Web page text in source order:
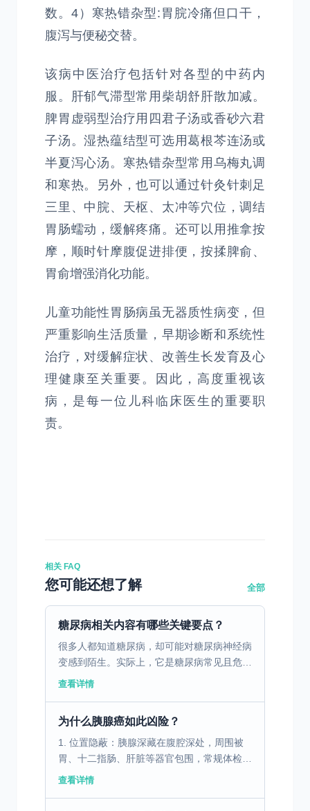
数。4）寒热错杂型:胃脘冷痛但口干，
腹泻与便秘交替。
该病中医治疗包括针对各型的中药内
服。肝郁气滞型常用柴胡舒肝散加减。
脾胃虚弱型治疗用四君子汤或香砂六君
子汤。湿热蕴结型可选用葛根芩连汤或
半夏泻心汤。寒热错杂型常用乌梅丸调
和寒热。另外，也可以通过针灸针刺足
三里、中脘、天枢、太冲等穴位，调结
胃肠蠕动，缓解疼痛。还可以用推拿按
摩，顺时针摩腹促进排便，按揉脾俞、
胃俞增强消化功能。
儿童功能性胃肠病虽无器质性病变，但
严重影响生活质量，早期诊断和系统性
治疗，对缓解症状、改善生长发育及心
理健康至关重要。因此，高度重视该
病，是每一位儿科临床医生的重要职
责。
相关 FAQ
您可能还想了解 全部
糖尿病相关内容有哪些关键要点？
很多人都知道糖尿病，却可能对糖尿病神经病
变感到陌生。实际上，它是糖尿病常见且危害
不容小觑的慢性并发症，约半数糖尿病患者都
查看详情
为什么胰腺癌如此凶险？
1. 位置隐蔽：胰腺深藏在腹腔深处，周围被
胃、十二指肠、肝脏等器官包围，常规体检
（如B超）容易漏诊。 2. 早期无症状：早期
查看详情